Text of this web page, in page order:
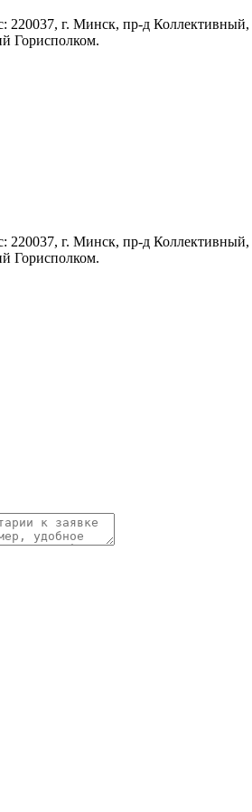
220037, г. Минск, пр-д Коллективный,
Горисполком.
220037, г. Минск, пр-д Коллективный,
Горисполком.